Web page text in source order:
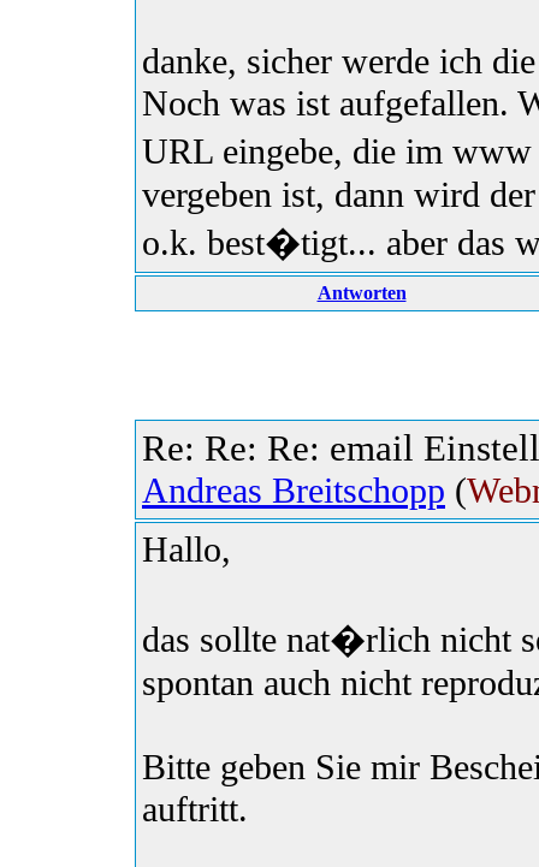
danke, sicher werde ich
Noch was ist aufgefallen.
URL eingebe, die im
vergeben ist, dann wird
o.k. best�tigt... aber das
Antworten
Re: Re: Re: email
Andreas Breitschopp (
Hallo,
das sollte nat�rlich nicht
spontan auch nicht
Bitte geben Sie mir
auftritt.